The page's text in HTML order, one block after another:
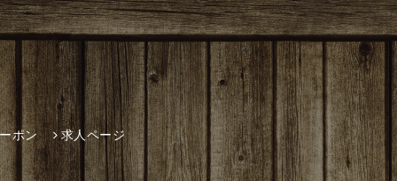
ポン 求人ページ